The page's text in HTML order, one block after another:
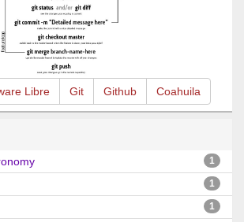
Libre Git Github Coahuila
1
1
1